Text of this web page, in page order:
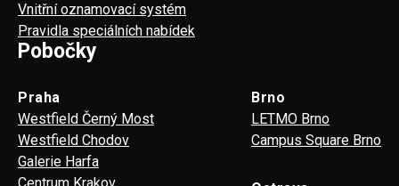
Vnitřní oznamovací systém
Pravidla speciálních nabídek
Pobočky
Praha
Westfield Černý Most
Westfield Chodov
Galerie Harfa
Brno
LETMO Brno
Campus Square Brno